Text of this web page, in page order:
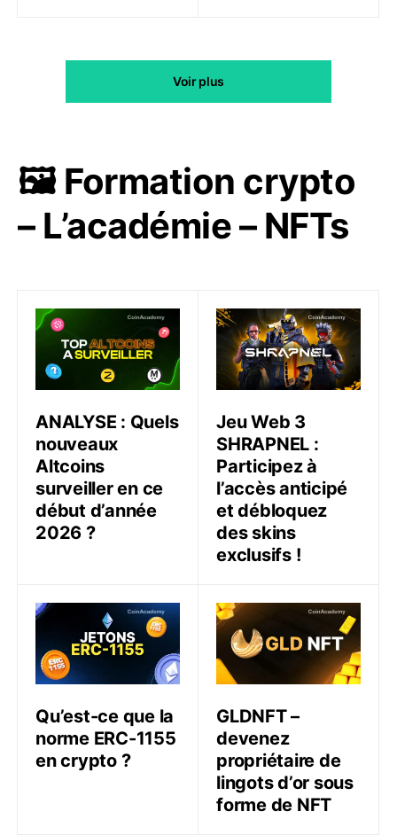
Voir plus
🖼️ Formation crypto
– L’académie – NFTs
ANALYSE : Quels nouveaux Altcoins surveiller en ce
ANALYSE : Quels
nouveaux
Altcoins
surveiller en ce
début d’année
2026 ?
Jeu Web 3 SHRAPNEL :
Jeu Web 3
SHRAPNEL :
Participez à
l’accès anticipé
et débloquez
des skins
exclusifs !
Qu’est-ce que la norme ERC-1155 en crypto ?
Qu’est-ce que la
norme ERC-1155
en crypto ?
GLDNFT – devenez
GLDNFT –
devenez
propriétaire de
lingots d’or sous
forme de NFT